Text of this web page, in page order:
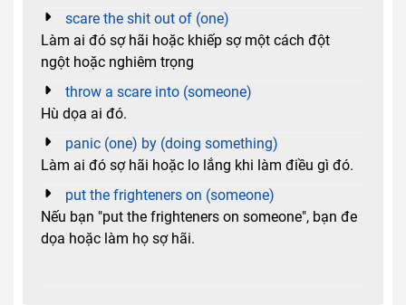
scare the shit out of (one)
Làm ai đó sợ hãi hoặc khiếp sợ một cách đột
ngột hoặc nghiêm trọng
throw a scare into (someone)
Hù dọa ai đó.
panic (one) by (doing something)
Làm ai đó sợ hãi hoặc lo lắng khi làm điều gì đó.
put the frighteners on (someone)
Nếu bạn "put the frighteners on someone", bạn đe
dọa hoặc làm họ sợ hãi.